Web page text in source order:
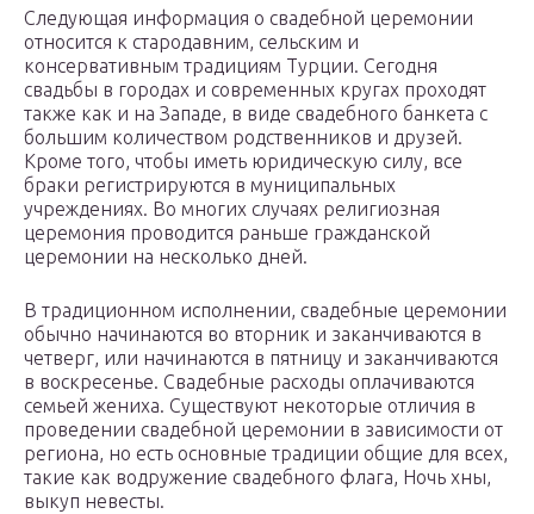
Следующая информация о свадебной церемонии
относится к стародавним, сельским и
консервативным традициям Турции. Сегодня
свадьбы в городах и современных кругах проходят
также как и на Западе, в виде свадебного банкета с
большим количеством родственников и друзей.
Кроме того, чтобы иметь юридическую силу, все
браки регистрируются в муниципальных
учреждениях. Во многих случаях религиозная
церемония проводится раньше гражданской
церемонии на несколько дней.
В традиционном исполнении, свадебные церемонии
обычно начинаются во вторник и заканчиваются в
четверг, или начинаются в пятницу и заканчиваются
в воскресенье. Свадебные расходы оплачиваются
семьей жениха. Существуют некоторые отличия в
проведении свадебной церемонии в зависимости от
региона, но есть основные традиции общие для всех,
такие как водружение свадебного флага, Ночь хны,
выкуп невесты.